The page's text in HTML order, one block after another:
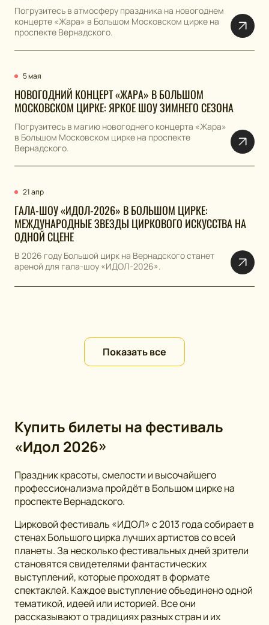
Погрузитесь в атмосферу праздника на новогоднем
концерте «Жара» в Большом Московском цирке на
проспекте Вернадского.
5 мая
НОВОГОДНИЙ КОНЦЕРТ «ЖАРА» В БОЛЬШОМ
МОСКОВСКОМ ЦИРКЕ: ЯРКОЕ ШОУ ЗИМНЕГО СЕЗОНА
Погрузитесь в магию новогоднего концерта «Жара»
в Большом Московском цирке на проспекте
Вернадского.
21 апр
ГАЛА-ШОУ «ИДОЛ-2026» В БОЛЬШОМ ЦИРКЕ:
МЕЖДУНАРОДНЫЕ ЗВЕЗДЫ ЦИРКОВОГО ИСКУССТВА НА
ОДНОЙ СЦЕНЕ
В 2026 году Большой цирк на Вернадского станет
ареной для гала-шоу «ИДОЛ-2026».
Показать все
Купить билеты на фестиваль
«Идол 2026»
Праздник красоты, смелости и высочайшего
профессионализма пройдёт в Большом цирке на
проспекте Вернадского.
Цирковой фестиваль «ИДОЛ» с 2013 года собирает в
стенах Большого цирка лучших артистов со всей
планеты. За несколько фестивальных дней зрители
становятся свидетелями фантастических
выступлений, которые проходят в формате
спектаклей. Каждое выступление объединено одной
тематикой, идеей или историей. Все они
рассказывают о традициях разных стран и их